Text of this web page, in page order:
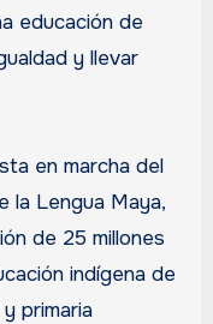
educación de
y llevar
en marcha del
la Lengua Maya,
de 25 millones
indígena de
primaria